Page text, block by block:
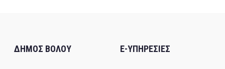
ΔΗΜΟΣ ΒΟΛΟΥ E-ΥΠΗΡΕΣΙΕΣ